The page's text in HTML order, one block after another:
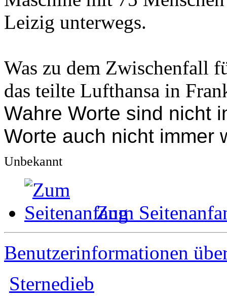
Leizig unterwegs.
Was zu dem Zwischenfall
das teilte Lufthansa in
Wahre Worte sind nicht
Worte auch nicht immer
Unbekannt
Zum
Benutzerinformationen
Sternedieb